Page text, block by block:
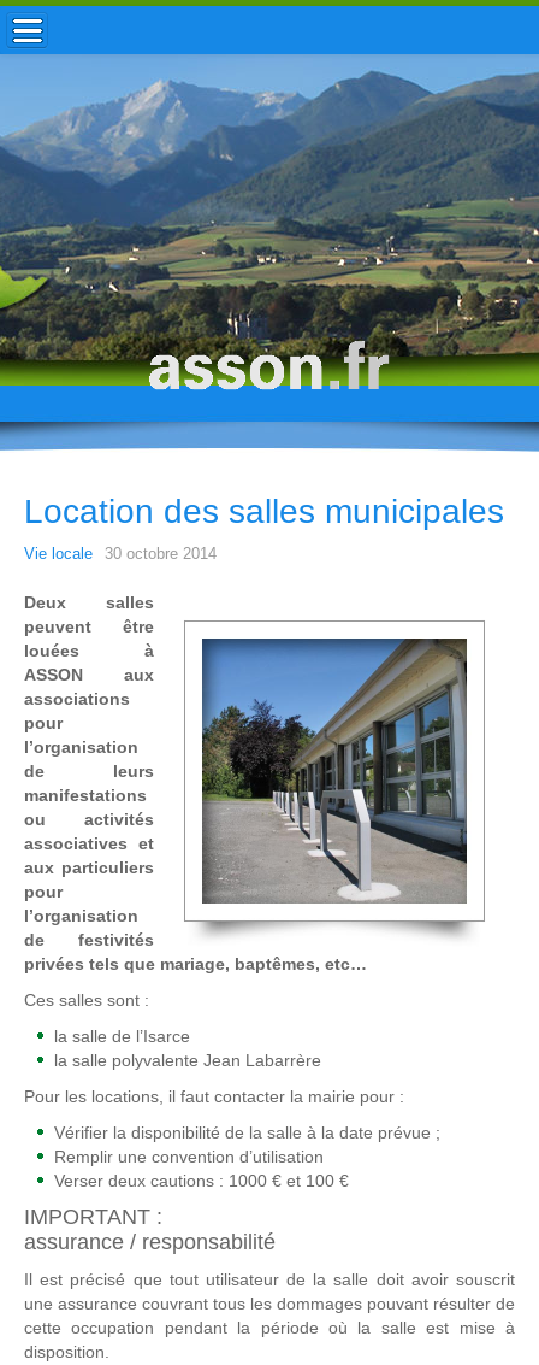
ACCUEIL / INFOS
MUNICIPALITÉ
VIE LOCALE
ENFANCE
TOURISME
HISTOIRE
Location des salles municipales
Vie locale 30 octobre 2014
Deux salles
peuvent être
louées à
ASSON aux
associations
pour
l’organisation
de leurs
manifestations
ou activités
associatives et
aux particuliers
pour
l’organisation
de festivités
privées tels que mariage, baptêmes, etc…
Ces salles sont :
la salle de l’Isarce
la salle polyvalente Jean Labarrère
Pour les locations, il faut contacter la mairie pour :
Vérifier la disponibilité de la salle à la date prévue ;
Remplir une convention d’utilisation
Verser deux cautions : 1000 € et 100 €
IMPORTANT :
assurance / responsabilité
Il est précisé que tout utilisateur de la salle doit avoir souscrit
une assurance couvrant tous les dommages pouvant résulter de
cette occupation pendant la période où la salle est mise à
disposition.